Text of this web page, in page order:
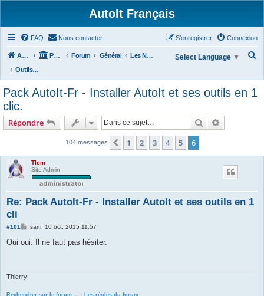
AutoIt Français
FAQ Nous contacter Connexion
S’enregistrer
Accueil Portail Forum Général
Les Nouvelles d'AutoIt
Outils Divers
h
Select Language ▼
Pack AutoIt-Fr - Installer AutoIt et ses outils en 1
clic.
Répondre Rechercher
104 messages Précédente
1 2 3 4 5 6
Tlem
Site Admin
Re: Pack AutoIt-Fr - Installer AutoIt et ses outils en 1
cli
#101
M
s
sam. 10 oct. 2015 11:57
Oui oui. Il ne faut pas hésiter.
Thierry
Rechercher sur le forum -----
Les règles du forum